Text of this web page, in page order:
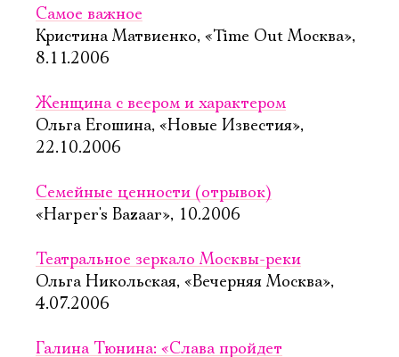
Самое важное
Кристина Матвиенко, «Time Out Москва»,
8.11.2006
Женщина с веером и характером
Ольга Егошина, «Новые Известия»,
22.10.2006
Семейные ценности (отрывок)
«Harper's Bazaar», 10.2006
Театральное зеркало Москвы-реки
Ольга Никольская, «Вечерняя Москва»,
4.07.2006
Галина Тюнина: «Слава пройдет